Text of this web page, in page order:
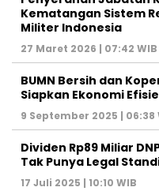
Kematangan Sistem
Militer Indonesia
27 Maret 2026 | 07:42 WIB
BUMN Bersih dan
Siapkan Ekonomi
9 September 2025 | 06:38
Dividen Rp89 Miliar
Tak Punya Legal
17 Juli 2025 | 10:10 WIB